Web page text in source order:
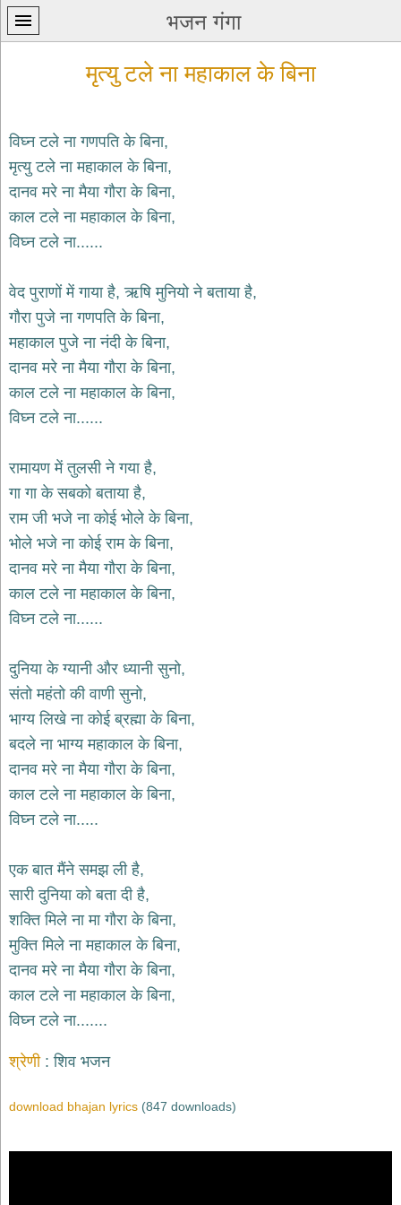
भजन गंगा
प्रथम
पन्ना
कृष्ण
bhajans
शिव
भजन
bhajans
हनुमान
भजन
साईं
भजन
bhajans
जैन
भजन
jain
bhajans
durga
bhajans
गणेश
भजन
ganesh
राम
raam
गुरुदेव
भजन
gurudev
bhajans
विविध
भजन
miscellaneous
bhajans
विष्णु
vishnu
bhajans
बाबा
भजन
मृत्यु टले ना महाकाल के बिना
विघ्न टले ना गणपति के बिना,
मृत्यु टले ना महाकाल के बिना,
दानव मरे ना मैया गौरा के बिना,
काल टले ना महाकाल के बिना,
विघ्न टले ना......
वेद पुराणों में गाया है, ऋषि मुनियो ने बताया है,
गौरा पुजे ना गणपति के बिना,
महाकाल पुजे ना नंदी के बिना,
दानव मरे ना मैया गौरा के बिना,
काल टले ना महाकाल के बिना,
विघ्न टले ना......
रामायण में तुलसी ने गया है,
गा गा के सबको बताया है,
राम जी भजे ना कोई भोले के बिना,
भोले भजे ना कोई राम के बिना,
दानव मरे ना मैया गौरा के बिना,
काल टले ना महाकाल के बिना,
विघ्न टले ना......
दुनिया के ग्यानी और ध्यानी सुनो,
संतो महंतो की वाणी सुनो,
भाग्य लिखे ना कोई ब्रह्मा के बिना,
बदले ना भाग्य महाकाल के बिना,
दानव मरे ना मैया गौरा के बिना,
काल टले ना महाकाल के बिना,
विघ्न टले ना.....
एक बात मैंने समझ ली है,
सारी दुनिया को बता दी है,
शक्ति मिले ना मा गौरा के बिना,
मुक्ति मिले ना महाकाल के बिना,
दानव मरे ना मैया गौरा के बिना,
काल टले ना महाकाल के बिना,
विघ्न टले ना.......
श्रेणी शिव भजन
download bhajan lyrics (847 downloads)